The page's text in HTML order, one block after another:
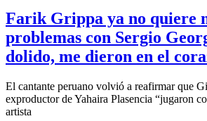
Farik Grippa ya no quiere
problemas con Sergio
dolido, me dieron en el
El cantante peruano volvió a reafirmar que
exproductor de Yahaira Plasencia “jugaron
artista